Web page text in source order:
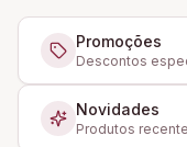
Promoções
Descontos
Novidades
Produtos